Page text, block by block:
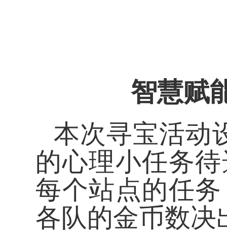
智慧赋
本次寻宝活动
的心理小任务
每个站点的任
各队的金币数决